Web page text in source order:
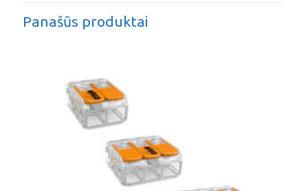
Panašūs produktai